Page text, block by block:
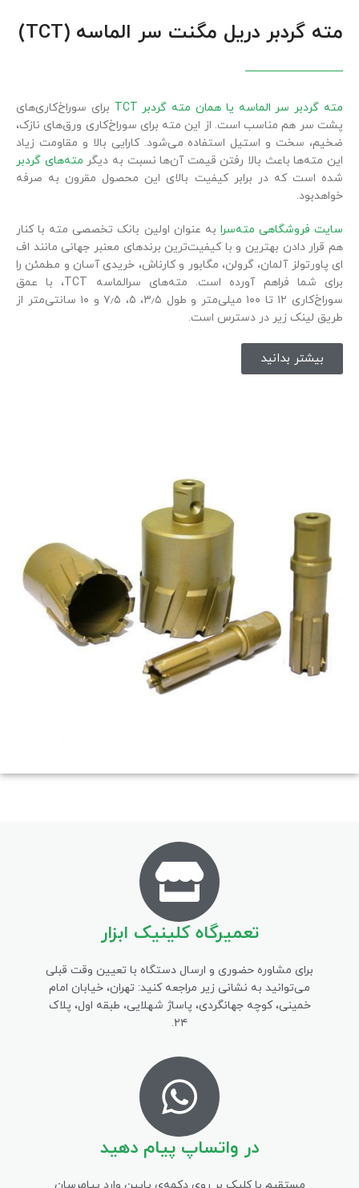
مته گردبر دریل مگنت سر الماسه (TCT)
مته گردبر سر الماسه یا همان مته گردبر TCT
برای سوراخ‌کاری‌های
پشت سر هم مناسب است. از این مته برای سوراخ‌کاری ورق‌های نازک،
ضخیم، سخت و استیل استفاده می‌شود. کارایی بالا و مقاومت زیاد
این مته‌ها باعث بالا رفتن قیمت آن‌ها نسبت به دیگر مته‌های گردبر
شده است که در برابر کیفیت بالای این محصول مقرون به صرفه
خواهدبود.
سایت فروشگاهی مته‌سرا به عنوان اولین بانک تخصصی مته با کنار
هم قرار دادن بهترین و با کیفیت‌ترین برندهای معنبر جهانی مانند اف
ای پاورتولز آلمان، گرولن، مگابور و کارناش، خریدی آسان و مطمئن را
برای شما فراهم آورده است. مته‌های سرالماسه TCT، با عمق
سوراخ‌کاری ۱۲ تا ۱۰۰ میلی‌متر و طول‌ ۳٫۵، ۵، ۷٫۵ و ۱۰ سانتی‌‌متر از
طریق لینک زیر در دسترس است.
بیشتر بدانید
تعمیرگاه کلینیک ابزار
برای مشاوره حضوری و ارسال دستگاه با تعیین وقت قبلی
می‌توانید به نشانی زیر مراجعه کنید: تهران، خیابان امام
خمینی، کوچه جهانگردی، پاساژ شهلایی، طبقه اول، پلاک
۲۴.
در واتساپ پیام دهید
مستقیم با کلیک بر روی دکمه‌ی پایین وارد پیامرسان